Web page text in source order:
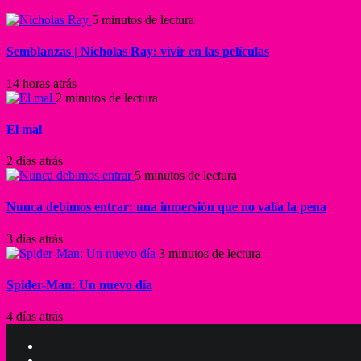
5 minutos de lectura
Semblanzas | Nicholas Ray: vivir en las películas
14 horas atrás
2 minutos de lectura
El mal
2 días atrás
5 minutos de lectura
Nunca debimos entrar: una inmersión que no valía la pena
3 días atrás
3 minutos de lectura
Spider-Man: Un nuevo día
4 días atrás